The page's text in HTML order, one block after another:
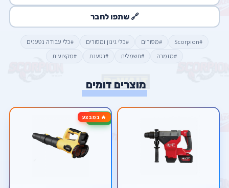
🔗 שתפו לחבר
#Scorpion #מסורים #כלי גינון ומסורים
#כלי עבודה נטענים
#מזמרה
#חשמלית #נטענת #מקצועית
מוצרים דומים
🔥 במבצע-43%